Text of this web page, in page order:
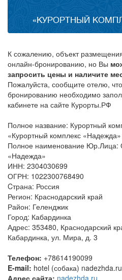
«КУРОРТНЫЙ
К сожалению, объект
онлайн-бронированию, но Вы
запросить цены и наличите
Пожалуйста, сообщите отелю,
бронированию необходимо
кабинете на сайте Курорты.РФ
Полное название: Курортный
«Курортный комплекс «Надежда»
Полное наименование Юр.Лица:
«Надежда»
ИНН: 2304030699
ОГРН: 1022300768490
Cтрана: Россия
Регион: Краснодарский край
Район: Геленджик
Город: Кабардинка
Адрес: 353480, Краснодарский
Кабардинка, ул. Мира, д. 3
Телефон: +78614190099
E-mail: hotel (собака) nadezhda.ru
Адрес сайта: nadezhda.ru